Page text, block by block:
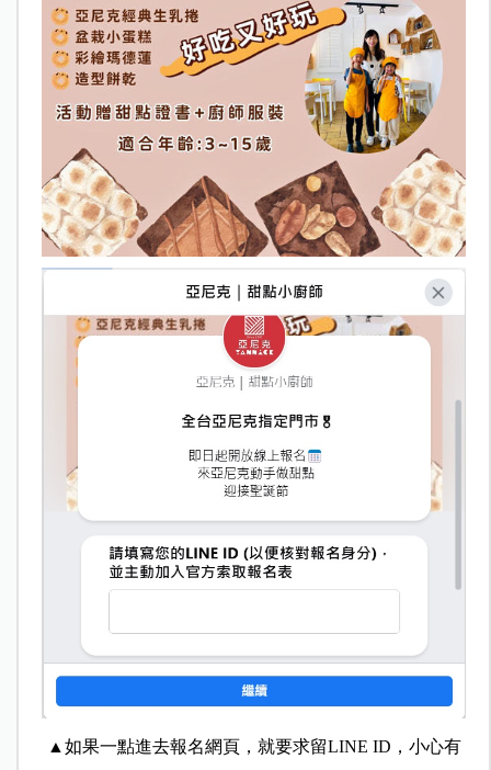
▲如果一點進去報名網頁，就要求留LINE ID，小心有